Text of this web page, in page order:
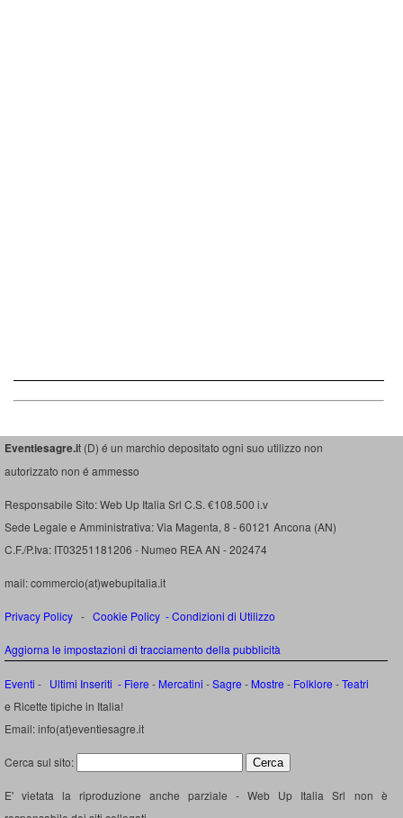
Eventiesagre.it (D) é un marchio depositato ogni suo utilizzo non
autorizzato non é ammesso
Responsabile Sito: Web Up Italia Srl C.S. €108.500 i.v
Sede Legale e Amministrativa: Via Magenta, 8 - 60121 Ancona (AN)
C.F./P.Iva: IT03251181206 - Numeo REA AN - 202474
mail: commercio(at)webupitalia.it
Privacy Policy - Cookie Policy -Condizioni di Utilizzo
Aggiorna le impostazioni di tracciamento della pubblicità
Eventi - Ultimi Inseriti - Fiere - Mercatini -Sagre - Mostre - Folklore -Teatri
e Ricette tipiche in Italia!
Email: info(at)eventiesagre.it
Cerca sul sito:
E' vietata la riproduzione anche parziale - Web Up Italia Srl non è